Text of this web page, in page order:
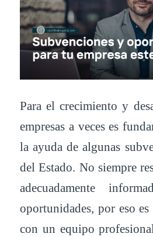
Para el crecimiento y
empresas a veces es
la ayuda de algunas
del Estado. No siempre
adecuadamente
oportunidades, por eso
con un equipo